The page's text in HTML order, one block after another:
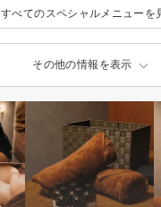
すべてのスペシャルメニューを
その他の情報を表示